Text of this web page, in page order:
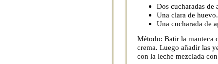
Dos cucharadas de
Una clara de huevo.
Una cucharada de
Método: Batir la manteca
crema. Luego añadir las
con la leche mezclada